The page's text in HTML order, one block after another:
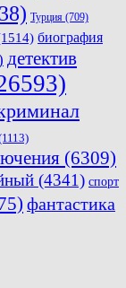
Турция (709)
биография
детектив
(6309)
(4341) спорт
фантастика